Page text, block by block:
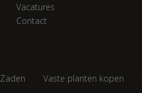
Vacatures
Contact
Zaden Vaste planten kopen